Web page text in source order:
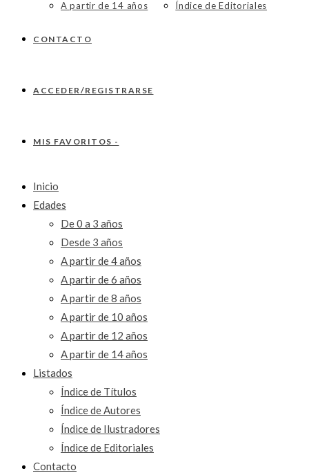
A partir de 14 años
Índice de Editoriales
CONTACTO
ACCEDER/REGISTRARSE
MIS FAVORITOS -
Inicio
Edades
De 0 a 3 años
Desde 3 años
A partir de 4 años
A partir de 6 años
A partir de 8 años
A partir de 10 años
A partir de 12 años
A partir de 14 años
Listados
Índice de Títulos
Índice de Autores
Índice de Ilustradores
Índice de Editoriales
Contacto